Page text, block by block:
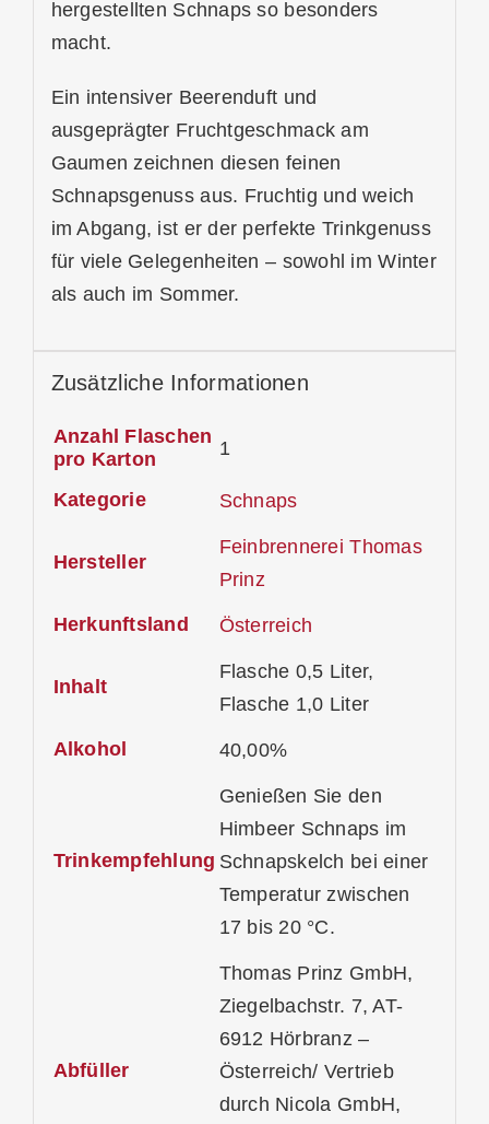
hergestellten Schnaps so besonders
macht.
Ein intensiver Beerenduft und
ausgeprägter Fruchtgeschmack am
Gaumen zeichnen diesen feinen
Schnapsgenuss aus. Fruchtig und weich
im Abgang, ist er der perfekte Trinkgenuss
für viele Gelegenheiten – sowohl im Winter
als auch im Sommer.
Zusätzliche Informationen
Anzahl Flaschen
pro Karton
1
Kategorie Schnaps
Hersteller
Feinbrennerei Thomas
Prinz
Herkunftsland Österreich
Inhalt
Flasche 0,5 Liter,
Flasche 1,0 Liter
Alkohol 40,00%
Trinkempfehlung
Genießen Sie den
Himbeer Schnaps im
Schnapskelch bei einer
Temperatur zwischen
17 bis 20 °C.
Abfüller
Thomas Prinz GmbH,
Ziegelbachstr. 7, AT-
6912 Hörbranz –
Österreich/ Vertrieb
durch Nicola GmbH,